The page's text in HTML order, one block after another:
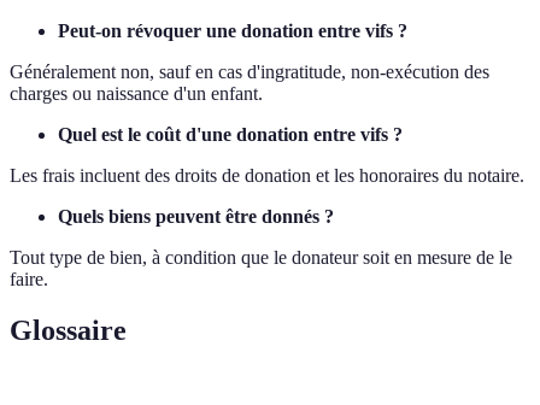
Peut-on révoquer une donation entre vifs ?
Généralement non, sauf en cas d'ingratitude, non-exécution des
charges ou naissance d'un enfant.
Quel est le coût d'une donation entre vifs ?
Les frais incluent des droits de donation et les honoraires du notaire.
Quels biens peuvent être donnés ?
Tout type de bien, à condition que le donateur soit en mesure de le
faire.
Glossaire